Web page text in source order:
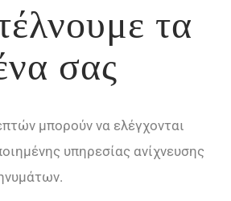
τα
σας
μπορούν να ελέγχονται
υπηρεσίας ανίχνευσης